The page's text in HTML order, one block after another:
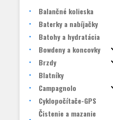
Balančné kolieska
Baterky a nabíjačky
Batohy a hydratácia
Bowdeny a koncovky
Brzdy
Blatníky
Campagnolo
Cyklopočítače-GPS
Čistenie a mazanie